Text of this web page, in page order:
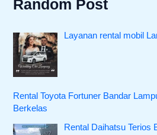
Random Post
Layanan rental mobil
Rental Toyota Fortuner Bandar
Berkelas
Rental Daihatsu Terios